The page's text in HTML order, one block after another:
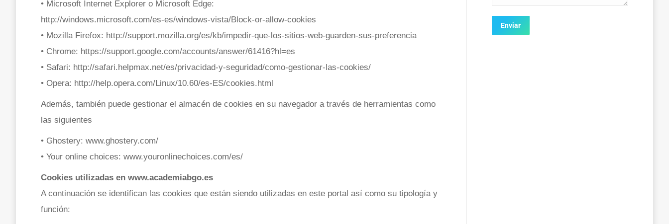
• Microsoft Internet Explorer o Microsoft Edge:
http://windows.microsoft.com/es-es/windows-vista/Block-or-allow-cookies
• Mozilla Firefox: http://support.mozilla.org/es/kb/impedir-que-los-sitios-web-guarden-sus-preferencia
• Chrome: https://support.google.com/accounts/answer/61416?hl=es
• Safari: http://safari.helpmax.net/es/privacidad-y-seguridad/como-gestionar-las-cookies/
• Opera: http://help.opera.com/Linux/10.60/es-ES/cookies.html
Además, también puede gestionar el almacén de cookies en su navegador a través de herramientas como
las siguientes
• Ghostery: www.ghostery.com/
• Your online choices: www.youronlinechoices.com/es/
Cookies utilizadas en www.academiabgo.es
A continuación se identifican las cookies que están siendo utilizadas en este portal así como su tipología y
función:
Enviar